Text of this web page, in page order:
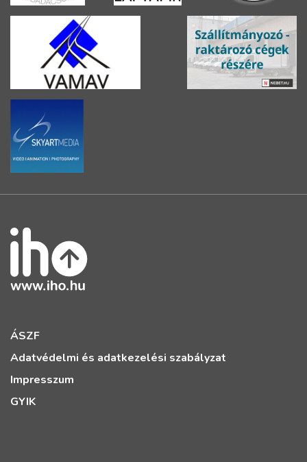
ÁSZF
Adatvédelmi és adatkezelési szabályzat
Impresszum
GYIK